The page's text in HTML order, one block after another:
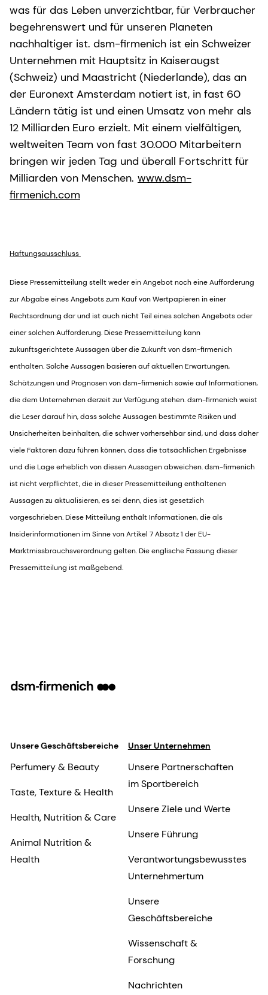
was für das Leben unverzichtbar, für Verbraucher
begehrenswert und für unseren Planeten
nachhaltiger ist. dsm-firmenich ist ein Schweizer
Unternehmen mit Hauptsitz in Kaiseraugst
(Schweiz) und Maastricht (Niederlande), das an
der Euronext Amsterdam notiert ist, in fast 60
Ländern tätig ist und einen Umsatz von mehr als
12 Milliarden Euro erzielt. Mit einem vielfältigen,
weltweiten Team von fast 30.000 Mitarbeitern
bringen wir jeden Tag und überall Fortschritt für
Milliarden von Menschen. www.dsm-
firmenich.com
Haftungsausschluss
Diese Pressemitteilung stellt weder ein Angebot noch eine Aufforderung
zur Abgabe eines Angebots zum Kauf von Wertpapieren in einer
Rechtsordnung dar und ist auch nicht Teil eines solchen Angebots oder
einer solchen Aufforderung. Diese Pressemitteilung kann
zukunftsgerichtete Aussagen über die Zukunft von dsm-firmenich
enthalten. Solche Aussagen basieren auf aktuellen Erwartungen,
Schätzungen und Prognosen von dsm-firmenich sowie auf Informationen,
die dem Unternehmen derzeit zur Verfügung stehen. dsm-firmenich weist
die Leser darauf hin, dass solche Aussagen bestimmte Risiken und
Unsicherheiten beinhalten, die schwer vorhersehbar sind, und dass daher
viele Faktoren dazu führen können, dass die tatsächlichen Ergebnisse
und die Lage erheblich von diesen Aussagen abweichen. dsm-firmenich
ist nicht verpflichtet, die in dieser Pressemitteilung enthaltenen
Aussagen zu aktualisieren, es sei denn, dies ist gesetzlich
vorgeschrieben. Diese Mitteilung enthält Informationen, die als
Insiderinformationen im Sinne von Artikel 7 Absatz 1 der EU-
Marktmissbrauchsverordnung gelten. Die englische Fassung dieser
Pressemitteilung ist maßgebend.
Unsere Geschäftsbereiche
Perfumery & Beauty
Taste, Texture & Health
Health, Nutrition & Care
Animal Nutrition &
Health
Unser Unternehmen
Unsere Partnerschaften
im Sportbereich
Unsere Ziele und Werte
Unsere Führung
Verantwortungsbewusstes
Unternehmertum
Unsere
Geschäftsbereiche
Wissenschaft &
Forschung
Nachrichten